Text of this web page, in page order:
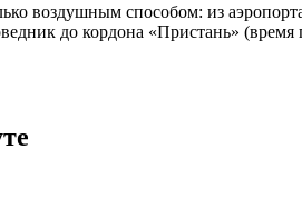
воздушным способом: из
до кордона «Пристань» (время